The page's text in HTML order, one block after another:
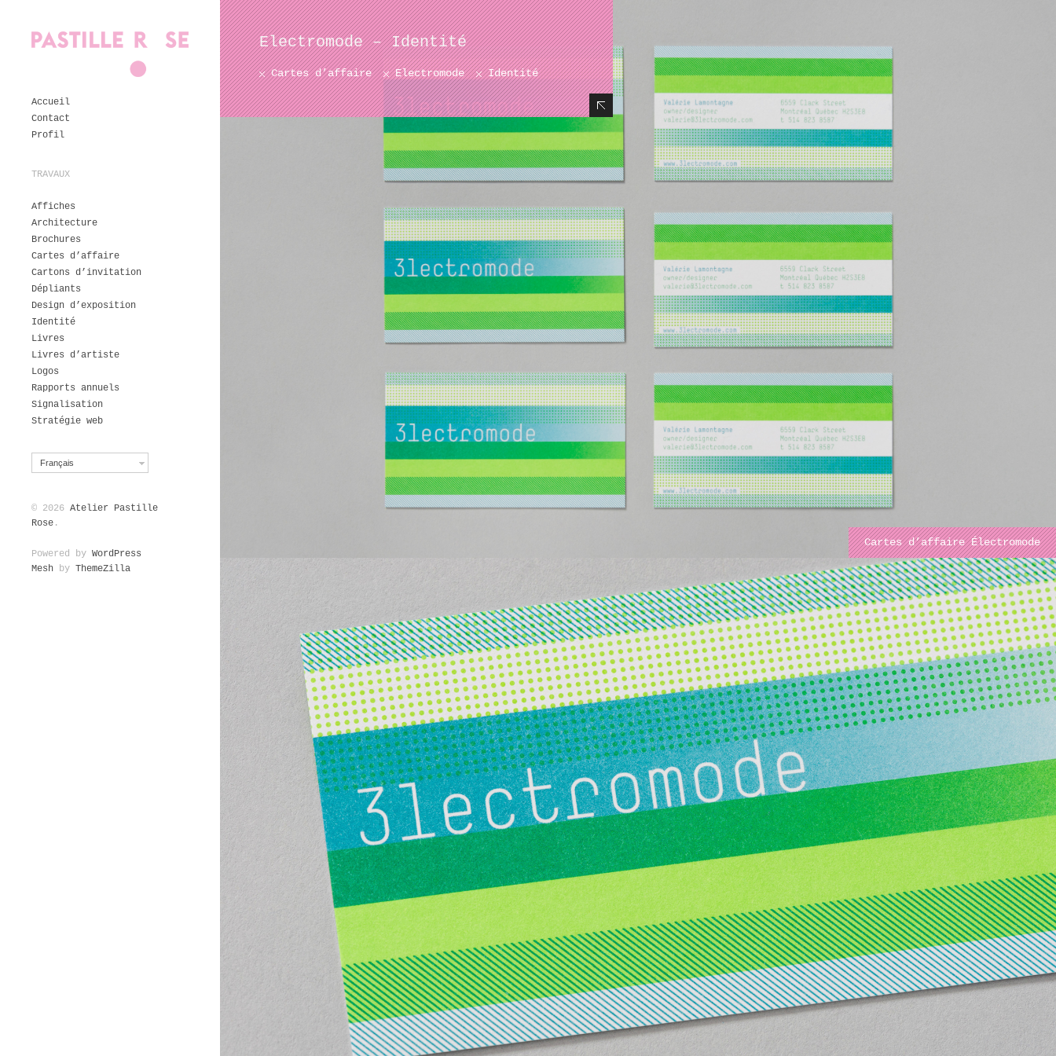
Accueil
Contact
Profil
TRAVAUX
Affiches
Architecture
Brochures
Cartes d’affaire
Cartons d’invitation
Dépliants
Design d’exposition
Identité
Livres
Livres d’artiste
Logos
Rapports annuels
Signalisation
Stratégie web
Français
© 2026 Atelier Pastille
Rose .
Powered by WordPress
Mesh by ThemeZilla
Electromode – Identité
Cartes d’affaire Electromode Identité
Hide Content
Cartes d’affaire Électromode